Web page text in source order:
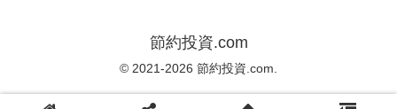
節約投資.com
© 2021-2026 節約投資.com.